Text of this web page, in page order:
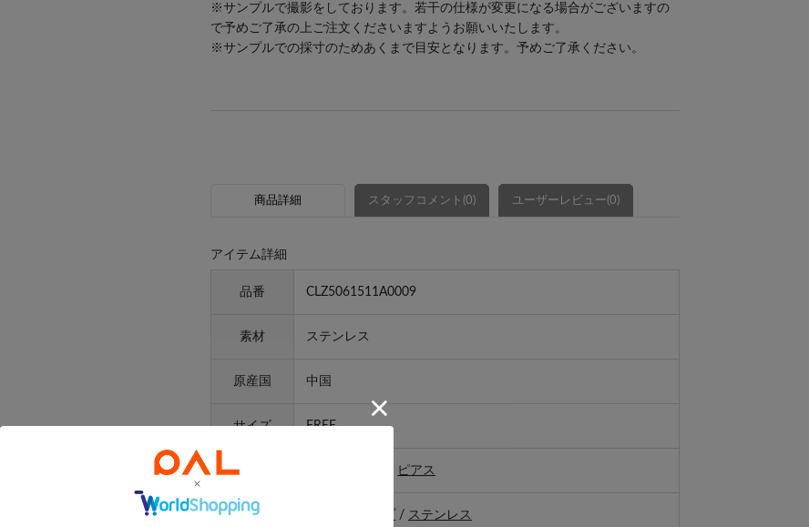
※サンプルで撮影をしております。若干の仕様が変更になる場合がございますの
で予めご了承の上ご注文くださいますようお願いいたします。
※サンプルでの採寸のためあくまで目安となります。予めご了承ください。
商品詳細 スタッフコメント(0) ユーザーレビュー(0)
アイテム詳細
品番 CLZ5061511A0009
素材 ステンレス
原産国 中国
サイズ FREE
カテゴリ ピアス
特徴 リング・フープ / ステンレス